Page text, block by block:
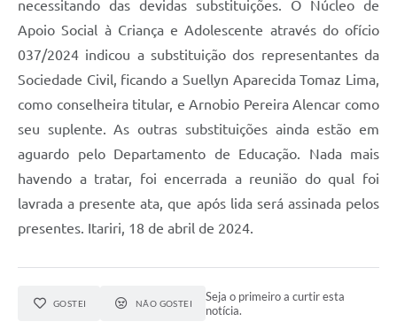
necessitando das devidas substituições. O Núcleo de
Apoio Social à Criança e Adolescente através do ofício
037/2024 indicou a substituição dos representantes da
Sociedade Civil, ficando a Suellyn Aparecida Tomaz Lima,
como conselheira titular, e Arnobio Pereira Alencar como
seu suplente. As outras substituições ainda estão em
aguardo pelo Departamento de Educação. Nada mais
havendo a tratar, foi encerrada a reunião do qual foi
lavrada a presente ata, que após lida será assinada pelos
presentes. Itariri, 18 de abril de 2024.
GOSTEI NÃO GOSTEI
Seja o primeiro a curtir esta
notícia.